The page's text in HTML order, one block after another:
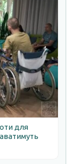
для